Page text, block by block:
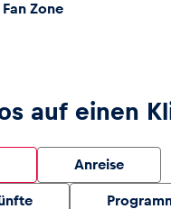
Fan Zone
auf einen
Anreise